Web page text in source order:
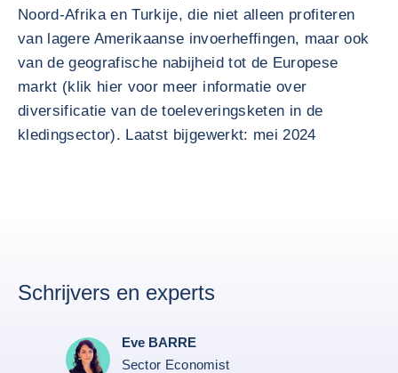
Noord-Afrika en Turkije, die niet alleen profiteren
van lagere Amerikaanse invoerheffingen, maar ook
van de geografische nabijheid tot de Europese
markt (klik hier voor meer informatie over
diversificatie van de toeleveringsketen in de
kledingsector). Laatst bijgewerkt: mei 2024
Schrijvers en experts
Eve BARRE
Sector Economist